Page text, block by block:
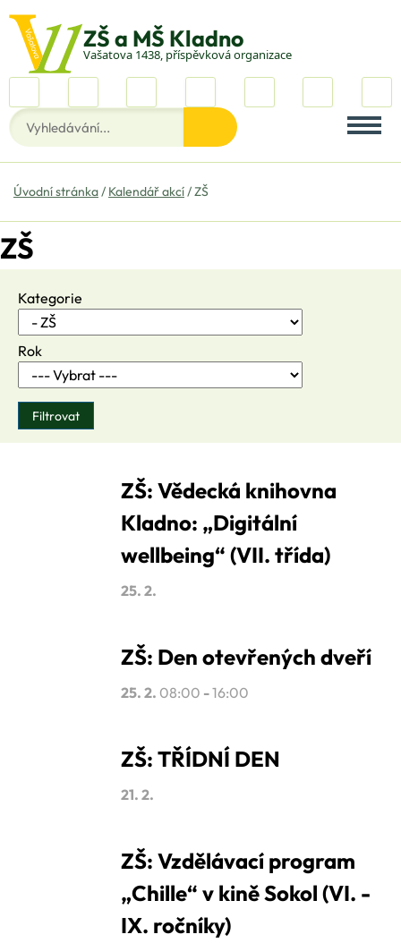
Vašatova 1438, příspěvková organizace
Úvodní stránka Kalendář akcí ZŠ
ZŠ
Kategorie
Rok
ZŠ: Vědecká knihovna
Kladno: „Digitální
wellbeing“ (VII. třída)
25. 2.
ZŠ: Den otevřených dveří
25. 2. 08:00 -16:00
ZŠ: TŘÍDNÍ DEN
21. 2.
ZŠ: Vzdělávací program
„Chille“ v kině Sokol (VI. -
IX. ročníky)